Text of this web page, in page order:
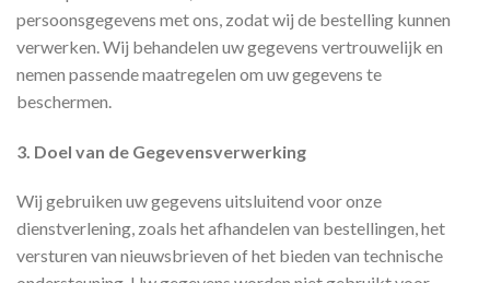
persoonsgegevens met ons, zodat wij de bestelling kunnen
verwerken. Wij behandelen uw gegevens vertrouwelijk en
nemen passende maatregelen om uw gegevens te
beschermen.
3. Doel van de Gegevensverwerking
Wij gebruiken uw gegevens uitsluitend voor onze
dienstverlening, zoals het afhandelen van bestellingen, het
versturen van nieuwsbrieven of het bieden van technische